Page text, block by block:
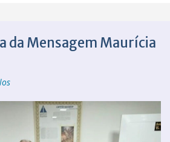
da Mensagem Maurícia